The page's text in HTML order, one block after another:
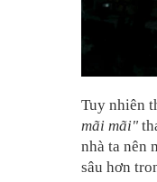
Tuy nhiên
mãi mãi"
nhà ta nên
sâu hơn